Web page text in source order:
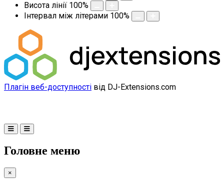
Висота лінії 100%
Інтервал між літерами 100%
Плагін веб-доступності від DJ-Extensions.com
Головне меню
×